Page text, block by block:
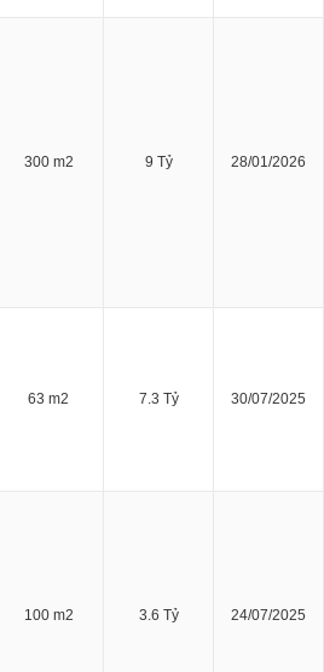
300 m2 9 Tỷ 28/01/2026
63 m2 7.3 Tỷ 30/07/2025
100 m2 3.6 Tỷ 24/07/2025